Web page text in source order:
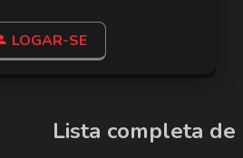
LOGAR-SE
Lista completa